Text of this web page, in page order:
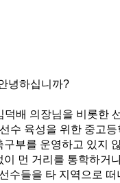
녕하십니까?
배 의장님을 비롯한
수 육성을 위한 중고
부를 운영하고 있지
먼 거리를 통학하거
수들을 타 지역으로